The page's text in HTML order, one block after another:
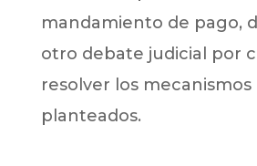
mandamiento de pago,
otro debate judicial por
resolver los mecanismos
planteados.